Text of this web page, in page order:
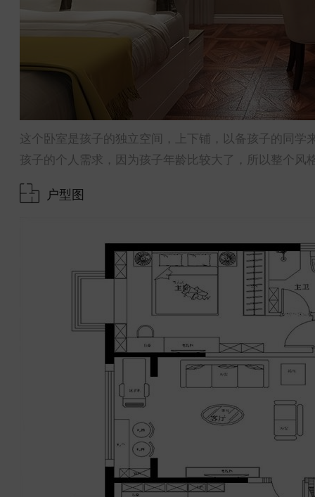
这个卧室是孩子的独立空间，上下铺，以备孩子的同
孩子的个人需求，因为孩子年龄比较大了，所以整个风
户型图